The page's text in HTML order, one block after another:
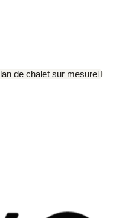
de chalet sur mesure